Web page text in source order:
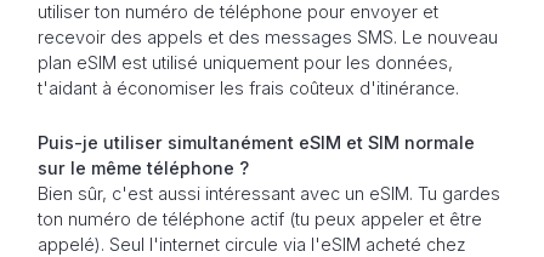
utiliser ton numéro de téléphone pour envoyer et
recevoir des appels et des messages SMS. Le nouveau
plan eSIM est utilisé uniquement pour les données,
t'aidant à économiser les frais coûteux d'itinérance.
Puis-je utiliser simultanément eSIM et SIM normale
sur le même téléphone ?
Bien sûr, c'est aussi intéressant avec un eSIM. Tu gardes
ton numéro de téléphone actif (tu peux appeler et être
appelé). Seul l'internet circule via l'eSIM acheté chez